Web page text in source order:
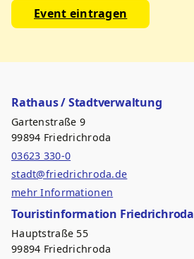
Event eintragen
Rathaus / Stadtverwaltung
Gartenstraße 9
99894 Friedrichroda
03623 330-0
stadt@friedrichroda.de
mehr Informationen
Touristinformation Friedrichroda
Hauptstraße 55
99894 Friedrichroda